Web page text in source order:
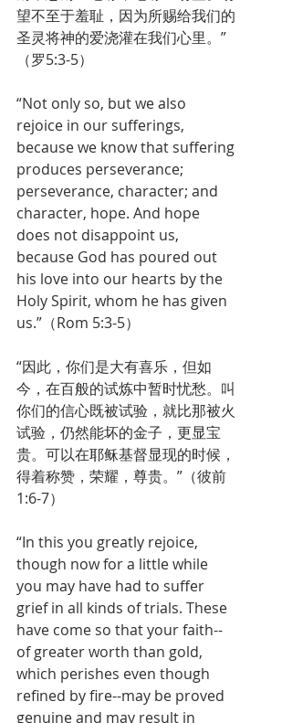
望不至于羞耻，因为所赐给我们的
圣灵将神的爱浇灌在我们心里。”
（罗5:3-5）
“Not only so, but we also
rejoice in our sufferings,
because we know that suffering
produces perseverance;
perseverance, character; and
character, hope. And hope
does not disappoint us,
because God has poured out
his love into our hearts by the
Holy Spirit, whom he has given
us.”（Rom 5:3-5）
“因此，你们是大有喜乐，但如
今，在百般的试炼中暂时忧愁。叫
你们的信心既被试验，就比那被火
试验，仍然能坏的金子，更显宝
贵。可以在耶稣基督显现的时候，
得着称赞，荣耀，尊贵。”（彼前
1:6-7）
“In this you greatly rejoice,
though now for a little while
you may have had to suffer
grief in all kinds of trials. These
have come so that your faith--
of greater worth than gold,
which perishes even though
refined by fire--may be proved
genuine and may result in